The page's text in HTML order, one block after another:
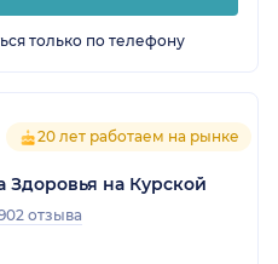
только по телефону
20 лет работаем на рынке
Здоровья на Курской
отзыва